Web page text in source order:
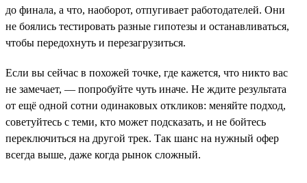
до финала, а что, наоборот, отпугивает работодателей. Они
не боялись тестировать разные гипотезы и останавливаться,
чтобы передохнуть и перезагрузиться.
Если вы сейчас в похожей точке, где кажется, что никто вас
не замечает, — попробуйте чуть иначе. Не ждите результата
от ещё одной сотни одинаковых откликов: меняйте подход,
советуйтесь с теми, кто может подсказать, и не бойтесь
переключиться на другой трек. Так шанс на нужный офер
всегда выше, даже когда рынок сложный.